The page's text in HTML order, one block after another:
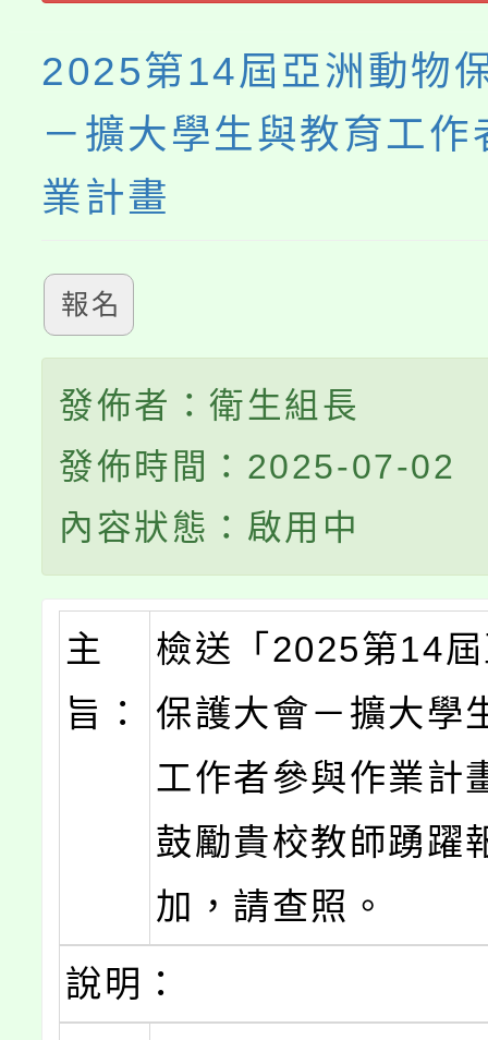
心理、諮商輔導、社會
系所師生報名參加。
2025第14屆亞洲動物
－擴大學生與教育工作
業計畫
報名
發佈者：衛生組長
發佈時間：2025-07-02
內容狀態：啟用中
主
旨：
檢送「2025第14
保護大會－擴大學
工作者參與作業計
鼓勵貴校教師踴躍
加，請查照。
說明：